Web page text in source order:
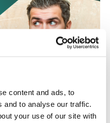
content and ads, to
and to analyse our traffic.
your use of our site with